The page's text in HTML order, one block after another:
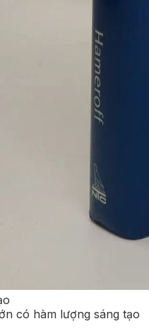
có hàm lượng sáng tạo